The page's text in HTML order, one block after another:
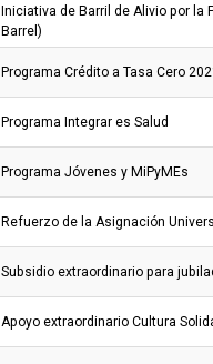
Iniciativa de Barril de Alivio por la
Barrel)
Programa Crédito a Tasa Cero
Programa Integrar es Salud
Programa Jóvenes y MiPyMEs
Refuerzo de la Asignación
Subsidio extraordinario para
Apoyo extraordinario Cultura